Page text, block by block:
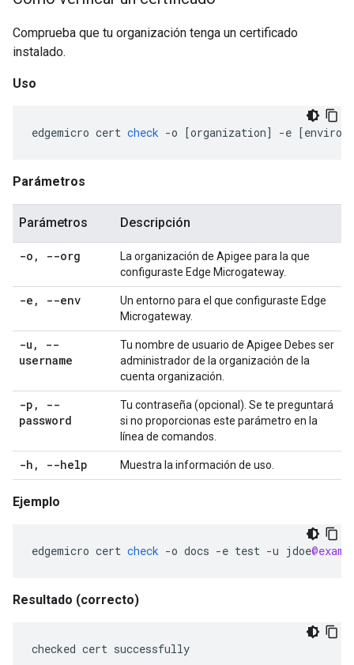
Comprueba que tu organización tenga un certificado
instalado.
Uso
edgemicro cert check -o [organization] -e [
Parámetros
Parámetros Descripción
-o , --org
La organización de Apigee para la que
configuraste Edge Microgateway.
-e , --env
Un entorno para el que configuraste Edge
Microgateway.
-u ,
--
username
Tu nombre de usuario de Apigee Debes ser
administrador de la organización de la
cuenta organización.
-p ,
--
password
Tu contraseña (opcional). Se te preguntará
si no proporcionas este parámetro en la
línea de comandos.
-h , --help Muestra la información de uso.
Ejemplo
edgemicro cert check -o docs -e test -u jdoe
Resultado (correcto)
checked cert successfully